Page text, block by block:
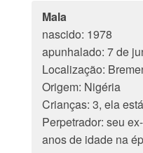
Mala
nascido: 1978
apunhalado: 7 de
Localização:
Origem: Nigéria
Crianças: 3, ela
Perpetrador: seu
anos de idade na